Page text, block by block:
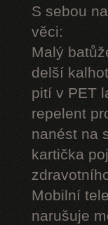
S sebou
věci:
Malý
delší
pití v PET
repelent
nanést na
kartička
Mobilní
narušuje